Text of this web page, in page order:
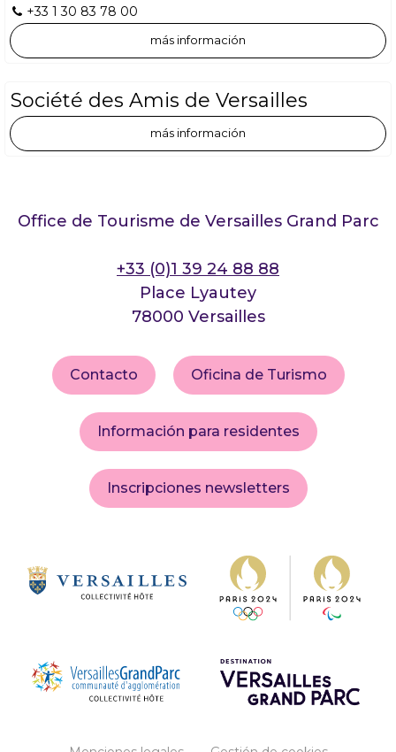
+33 1 30 83 78 00
más información
Société des Amis de Versailles
más información
Office de Tourisme de Versailles Grand Parc
+33 (0)1 39 24 88 88
Place Lyautey
78000 Versailles
Contacto Oficina de Turismo
Información para residentes
Inscripciones newsletters